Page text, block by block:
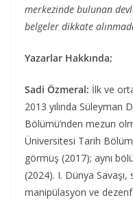
mer­kezinde bulunan
belgeler dikka­te
Yazarlar Hakkında;
Sadi Özmeral: İlk ve
2013 yılında Süleyman
Bölümü’nden mezun
Üniversitesi Tarih
görmüş (2017); aynı
(2024). I. Dünya
manipülasyon ve